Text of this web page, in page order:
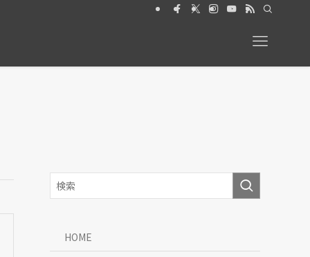
年6月号【特集】動物と暮らす 絶賛発売中
HOME